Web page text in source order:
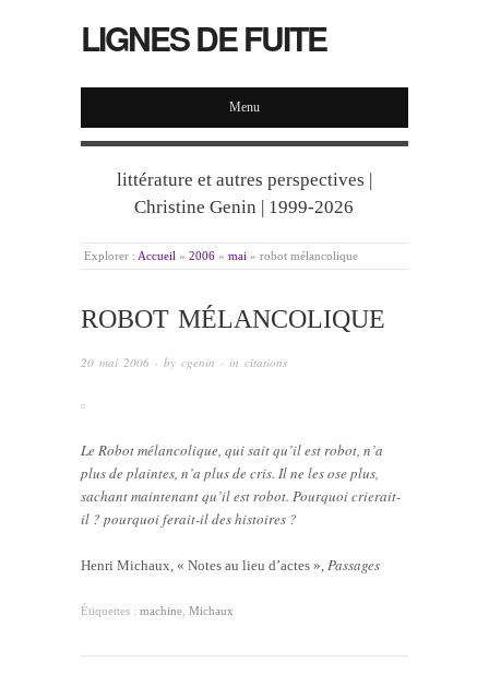
LIGNES DE FUITE
Menu
littérature et autres perspectives |
Christine Genin | 1999-2026
Explorer : Accueil » 2006 » mai » robot mélancolique
ROBOT MÉLANCOLIQUE
20 mai 2006 · by cgenin · in citations
Le Robot mélancolique, qui sait qu’il est robot, n’a
plus de plaintes, n’a plus de cris. Il ne les ose plus,
sachant maintenant qu’il est robot. Pourquoi crierait-
il ? pourquoi ferait-il des histoires ?
Henri Michaux, « Notes au lieu d’actes », Passages
Étiquettes : machine Michaux